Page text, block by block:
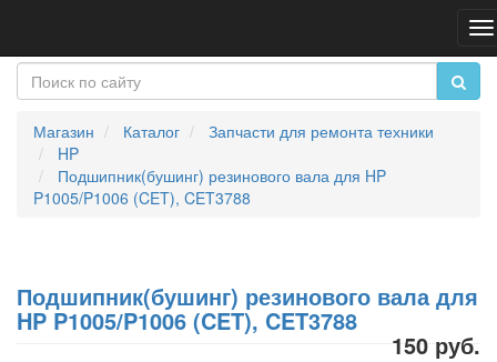
Магазин Каталог
Запчасти для ремонта техники
HP
Подшипник(бушинг) резинового вала для HP
P1005/P1006 (CET), CET3788
Подшипник(бушинг) резинового вала для
HP P1005/P1006 (CET), CET3788
150 руб.